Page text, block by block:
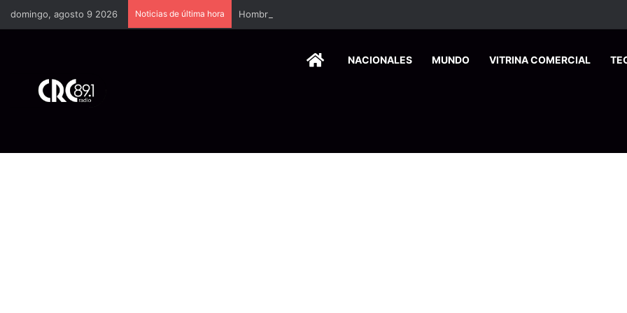
domingo, agosto 9 2026 Noticias de última hora Hombres encapuchados ingresan a hospital de Nicoya y matan a paciente a balazos
HOMENACIONALES MUNDO VITRINA COMERCIAL